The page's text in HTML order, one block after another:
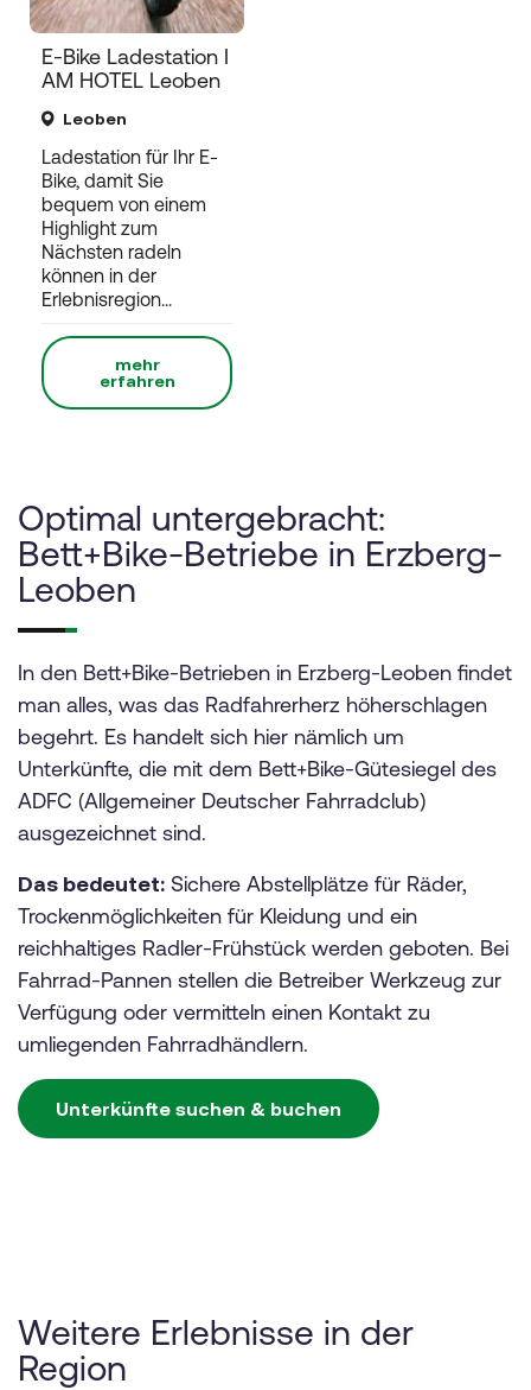
E-Bike Ladestation I
AM HOTEL Leoben
Leoben
Ladestation für Ihr E-
Bike, damit Sie
bequem von einem
Highlight zum
Nächsten radeln
können in der
Erlebnisregion...
mehr
erfahren
Optimal untergebracht:
Bett+Bike-Betriebe in Erzberg-
Leoben
In den Bett+Bike-Betrieben in Erzberg-Leoben findet
man alles, was das Radfahrerherz höherschlagen
begehrt. Es handelt sich hier nämlich um
Unterkünfte, die mit dem Bett+Bike-Gütesiegel des
ADFC (Allgemeiner Deutscher Fahrradclub)
ausgezeichnet sind.
Das bedeutet: Sichere Abstellplätze für Räder,
Trockenmöglichkeiten für Kleidung und ein
reichhaltiges Radler-Frühstück werden geboten. Bei
Fahrrad-Pannen stellen die Betreiber Werkzeug zur
Verfügung oder vermitteln einen Kontakt zu
umliegenden Fahrradhändlern.
Unterkünfte suchen & buchen
Weitere Erlebnisse in der
Region